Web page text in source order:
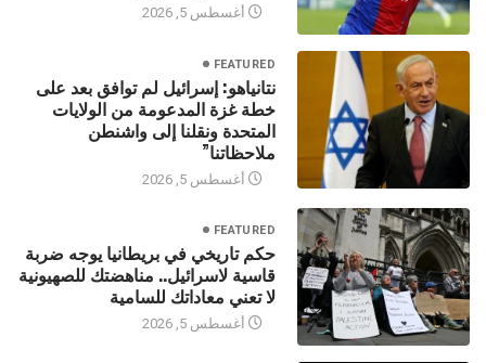
أغسطس 5, 2026
FEATURED
نتانياهو: إسرائيل لم توافق بعد على
خطة غزة المدعومة من الولايات
المتحدة ونقلنا إلى واشنطن
ملاحظاتنا”
أغسطس 5, 2026
FEATURED
حكم تاريخي في بريطانيا يوجه ضربة
قاسية لاسرائيل.. مناهضتك للصهيونية
لا تعني معاداتك للسامية
أغسطس 5, 2026